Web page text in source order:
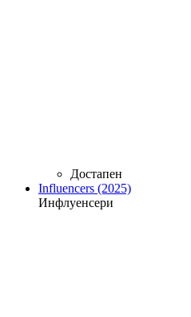
Достапен
Influencers (2025)
Инфлуенсери